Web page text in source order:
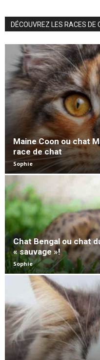
DÉCOUVREZ LES RACES DE
Maine Coon ou chat
race de chat
Sophie
Chat Bengal ou chat
« sauvage »!
Sophie